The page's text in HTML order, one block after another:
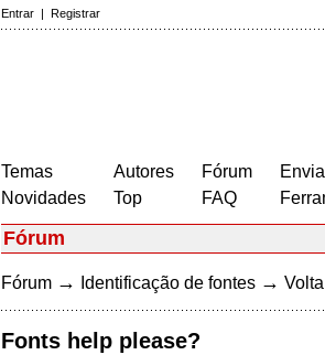
Entrar | Registrar
Temas
Novidades
Autores
Top
Fórum
FAQ
Fórum
Fórum → Identificação de fontes →
Fonts help please?